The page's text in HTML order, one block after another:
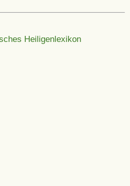
Heiligenlexikon